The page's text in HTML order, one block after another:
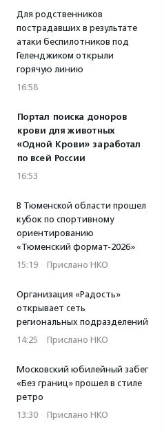
Для родственников
пострадавших в результате
атаки беспилотников под
Геленджиком открыли
горячую линию
16:58
Портал поиска доноров
крови для животных
«Одной Крови» заработал
по всей России
16:53
В Тюменской области прошел
кубок по спортивному
ориентированию
«Тюменский формат-2026»
15:19 · Прислано НКО
Организация «Радость»
открывает сеть
региональных подразделений
14:25 · Прислано НКО
Московский юбилейный забег
«Без границ» прошел в стиле
ретро
13:30 · Прислано НКО